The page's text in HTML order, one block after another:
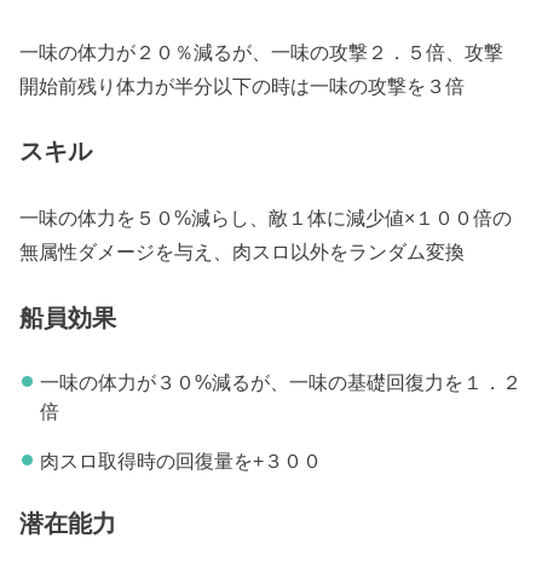
一味の体力が２０％減るが、一味の攻撃２．５倍、攻撃
開始前残り体力が半分以下の時は一味の攻撃を３倍
スキル
一味の体力を５０%減らし、敵１体に減少値×１００倍の
無属性ダメージを与え、 肉スロ以外をランダム変換
船員効果
一味の体力が３０%減るが、一味の基礎回復力を１．２
倍
肉スロ取得時の回復量を+３００
潜在能力